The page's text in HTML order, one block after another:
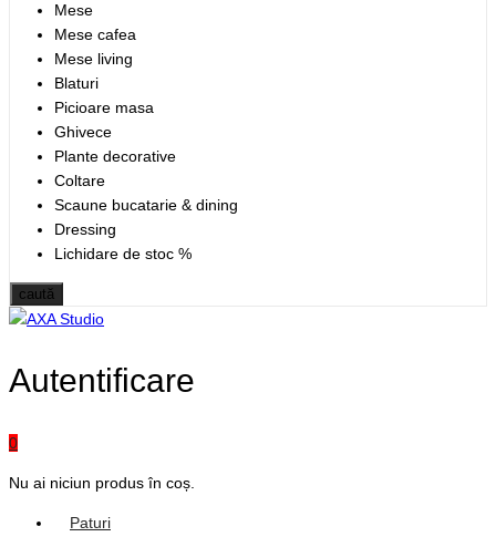
Mese
Mese cafea
Mese living
Blaturi
Picioare masa
Ghivece
Plante decorative
Coltare
Scaune bucatarie & dining
Dressing
Lichidare de stoc %
caută
Autentificare
0
Nu ai niciun produs în coș.
Paturi